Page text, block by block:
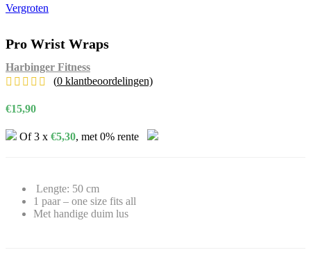
Vergroten
Pro Wrist Wraps
Harbinger Fitness
(0 klantbeoordelingen)
€15,90
Of 3 x €5,30, met 0% rente
Lengte: 50 cm
1 paar – one size fits all
Met handige duim lus